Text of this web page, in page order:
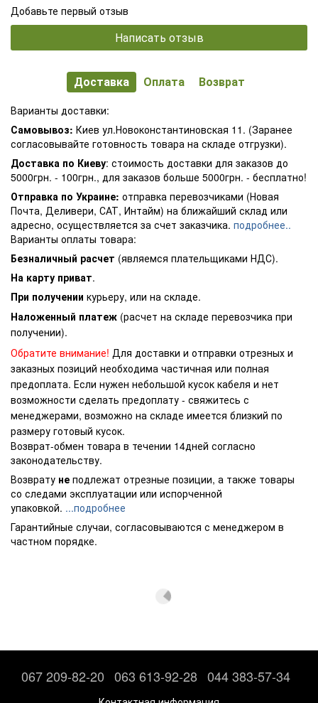
Добавьте первый отзыв
Написать отзыв
Доставка Оплата Возврат
Варианты доставки:
Самовывоз: Киев ул.Новоконстантиновская 11. (Заранее
согласовывайте готовность товара на складе отгрузки).
Доставка по Киеву: стоимость доставки для заказов до
5000грн. - 100грн., для заказов больше 5000грн. - бесплатно!
Отправка по Украине: отправка перевозчиками (Новая
Почта, Деливери, САТ, Интайм) на ближайший склад или
адресно, осуществляется за счет заказчика. подробнее..
Варианты оплаты товара:
Безналичный расчет (являемся плательщиками НДС).
На карту приват.
При получении курьеру, или на складе.
Наложенный платеж (расчет на складе перевозчика при
получении).
Обратите внимание! Для доставки и отправки отрезных и
заказных позиций необходима частичная или полная
предоплата. Если нужен небольшой кусок кабеля и нет
возможности сделать предоплату - свяжитесь с
менеджерами, возможно на складе имеется близкий по
размеру готовый кусок.
Возврат-обмен товара в течении 14дней согласно
законодательству.
Возврату не подлежат отрезные позиции, а также товары
со следами эксплуатации или испорченной
упаковкой. ...подробнее
Гарантийные случаи, согласовываются с менеджером в
частном порядке.
067 209-82-20 063 613-92-28 044 383-57-34